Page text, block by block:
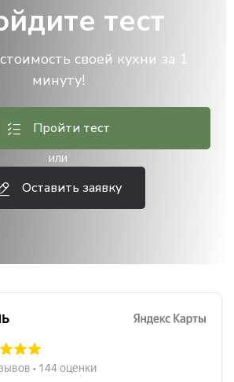
тест
своей кухни за 1
минуту!
Пройти тест
или
Оставить заявку